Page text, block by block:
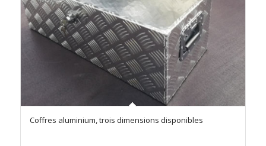
Coffres aluminium, trois dimensions disponibles